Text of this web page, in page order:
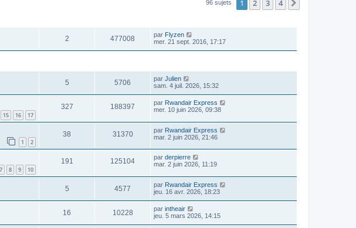
96 sujets 1 2 3 4
2 477008 par Flyzen
mer. 21 sept. 2016, 17:17
5 5706 par Julien
sam. 4 juil. 2026, 15:32
15 16 17
327 188397 par Rwandair Express
mer. 10 juin 2026, 09:38
1 2
38 31370 par Rwandair Express
mar. 2 juin 2026, 21:46
7 8 9 10
191 125104 par derpierre
mar. 2 juin 2026, 11:19
5 4577 par Rwandair Express
jeu. 16 avr. 2026, 18:23
16 10228 par intheair
jeu. 5 mars 2026, 14:15